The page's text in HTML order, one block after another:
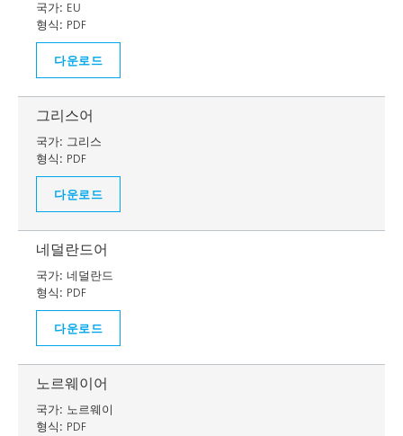
국가: EU
형식: PDF
다운로드
그리스어
국가: 그리스
형식: PDF
다운로드
네덜란드어
국가: 네덜란드
형식: PDF
다운로드
노르웨이어
국가: 노르웨이
형식: PDF